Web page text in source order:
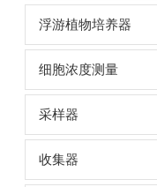
浮游植物培养器
细胞浓度测量
采样器
收集器